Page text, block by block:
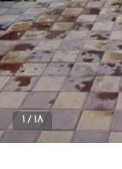
1 / 18